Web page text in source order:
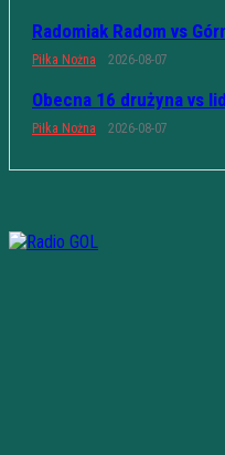
Radomiak Radom vs
Piłka Nożna 2026-08-07
Obecna 16 drużyna vs
Piłka Nożna 2026-08-07